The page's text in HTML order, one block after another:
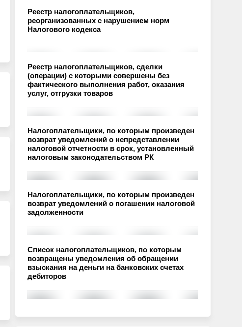
Реестр налогоплательщиков,
реорганизованных с нарушением норм
Налогового кодекса
Реестр налогоплательщиков, сделки
(операции) с которыми совершены без
фактического выполнения работ, оказания
услуг, отгрузки товаров
Налогоплательщики, по которым произведен
возврат уведомлений о непредставлении
налоговой отчетности в срок, установленный
налоговым законодательством РК
Налогоплательщики, по которым произведен
возврат уведомлений о погашении налоговой
задолженности
Список налогоплательщиков, по которым
возвращены уведомления об обращении
взыскания на деньги на банковских счетах
дебиторов